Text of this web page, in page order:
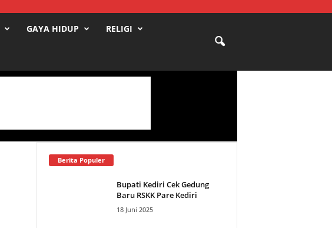
GAYA HIDUP RELIGI
Berita Populer
Bupati Kediri Cek Gedung
Baru RSKK Pare Kediri
18 Juni 2025